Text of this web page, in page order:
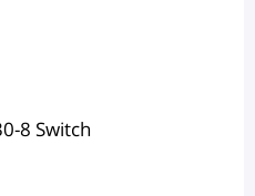
8 Switch